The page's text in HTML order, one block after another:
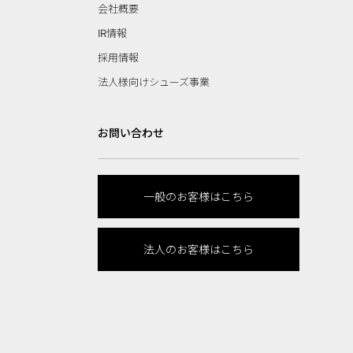
会社概要
IR情報
採用情報
法人様向けシューズ事業
お問い合わせ
一般のお客様はこちら
法人のお客様はこちら